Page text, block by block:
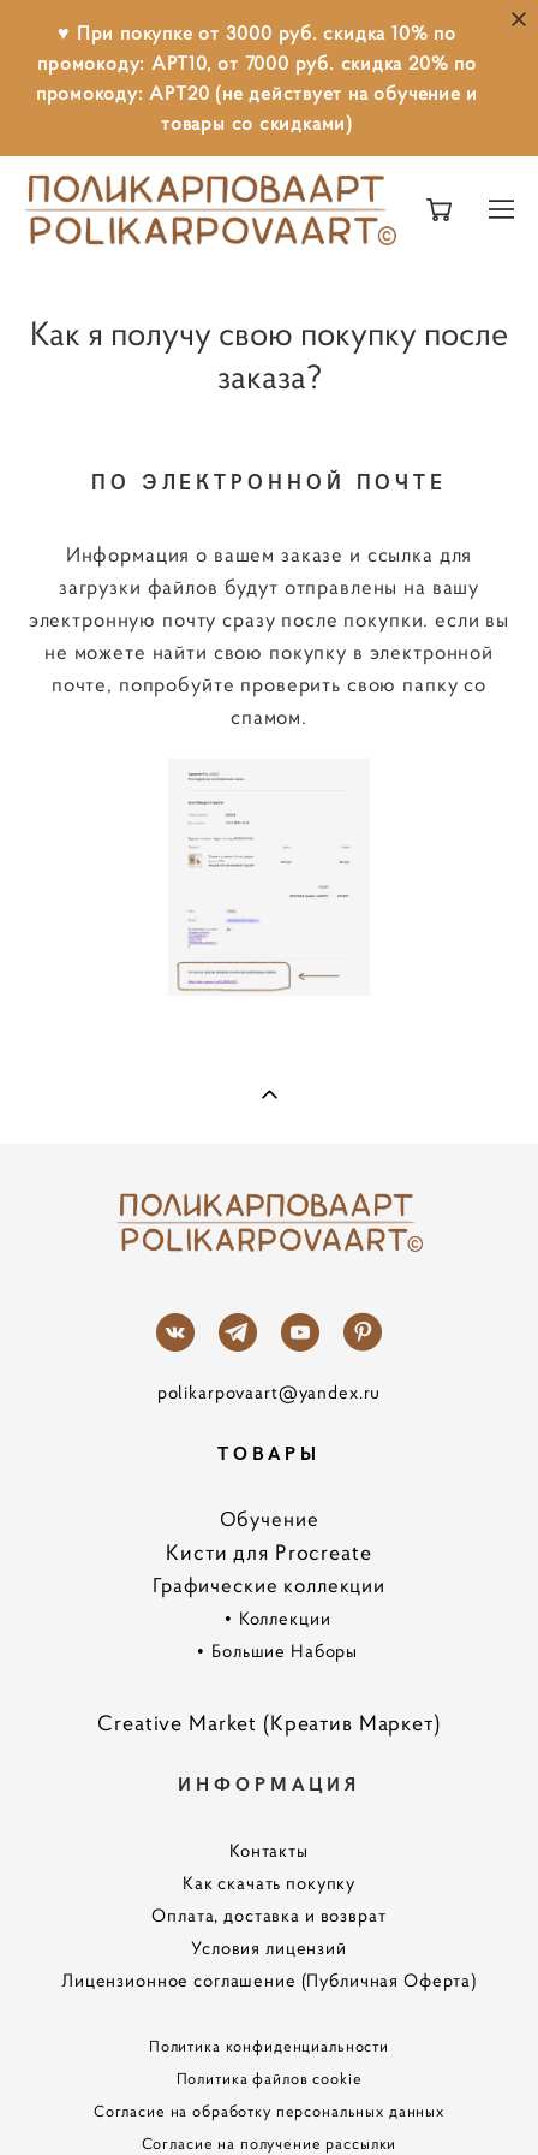
♥ При покупке от 3000 руб. скидка 10% по
промокоду: АРТ10, от 7000 руб. скидка 20% по
промокоду: АРТ20 (не действует на обучение и
товары со скидками)
Как я получу свою покупку после
заказа?
ПО ЭЛЕКТРОННОЙ ПОЧТЕ
Информация о вашем заказе и ссылка для
загрузки файлов будут отправлены на вашу
электронную почту сразу после покупки. если вы
не можете найти свою покупку в электронной
почте, попробуйте проверить свою папку со
спамом.
polikarpovaart@yandex.ru
ТОВАРЫ
Обучение
Кисти для Procreate
Графические коллекции
• Коллекции
• Большие Наборы
Creative Market (Креатив Маркет)
ИНФОРМАЦИЯ
Контакты
Как скачать покупку
Оплата, доставка и возврат
Условия лицензий
Лицензионное соглашение (Публичная Оферта)
Политика конфиденциальности
Политика файлов cookie
Согласие на обработку персональных данных
Согласие на получение рассылки